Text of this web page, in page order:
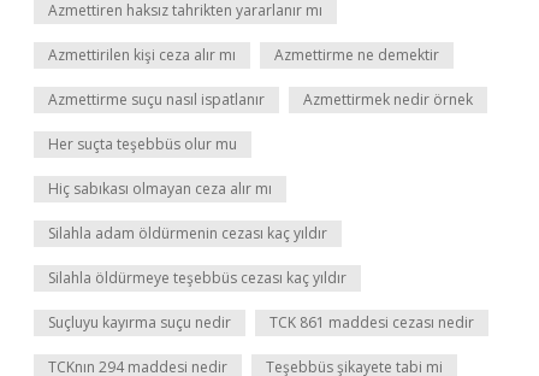
Azmettiren haksız tahrikten yararlanır mı
Azmettirilen kişi ceza alır mı Azmettirme ne demektir
Azmettirme suçu nasıl ispatlanır Azmettirmek nedir örnek
Her suçta teşebbüs olur mu
Hiç sabıkası olmayan ceza alır mı
Silahla adam öldürmenin cezası kaç yıldır
Silahla öldürmeye teşebbüs cezası kaç yıldır
Suçluyu kayırma suçu nedir TCK 861 maddesi cezası nedir
TCKnın 294 maddesi nedir Teşebbüs şikayete tabi mi